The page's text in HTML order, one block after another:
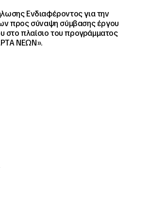
Ενδιαφέροντος για την
προς σύναψη σύμβασης έργου
στο πλαίσιο του προγράμματος
ΝΕΩΝ».